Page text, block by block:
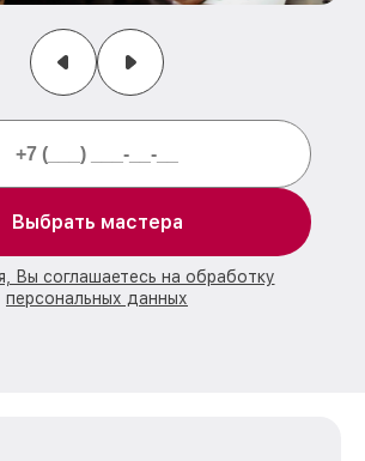
Выбрать мастера
Вы соглашаетесь на обработку
персональных данных